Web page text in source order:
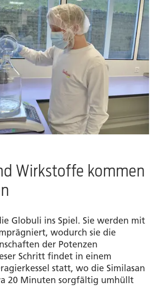
Wirkstoffe kommen
Globuli ins Spiel. Sie werden mit
wodurch sie die
der Potenzen
Schritt findet in einem
statt, wo die Similasan
20 Minuten sorgfältig umhüllt